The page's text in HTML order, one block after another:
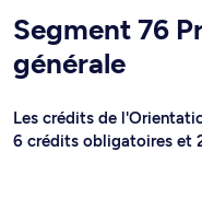
Segment 76
générale
Les crédits de
6 crédits obligatoires et